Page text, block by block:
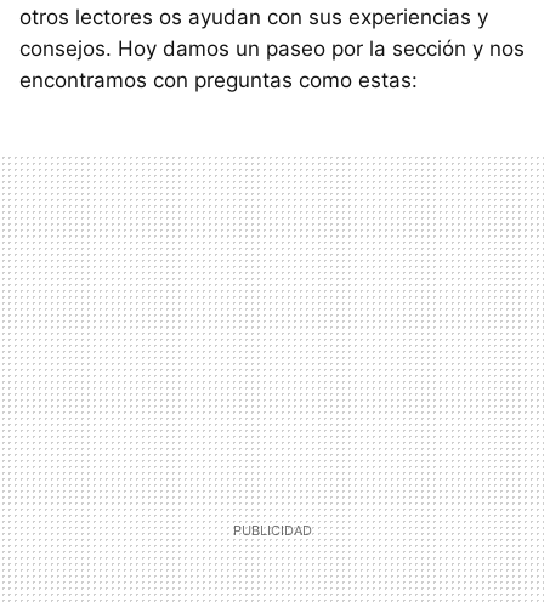
otros lectores os ayudan con sus experiencias y
consejos. Hoy damos un paseo por la sección y nos
encontramos con preguntas como estas: